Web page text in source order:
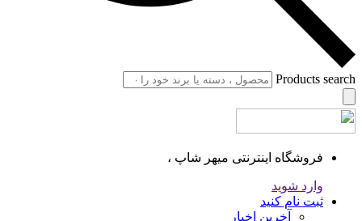
Products search
فروشگاه اینترنتی میهر شاپ ،
وارد شوید
ثبت نام کنید
آخرین اخبار